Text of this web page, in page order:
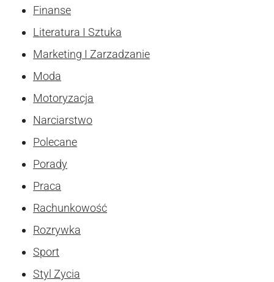
Finanse
Literatura I Sztuka
Marketing I Zarzadzanie
Moda
Motoryzacja
Narciarstwo
Polecane
Porady
Praca
Rachunkowość
Rozrywka
Sport
Styl Zycia